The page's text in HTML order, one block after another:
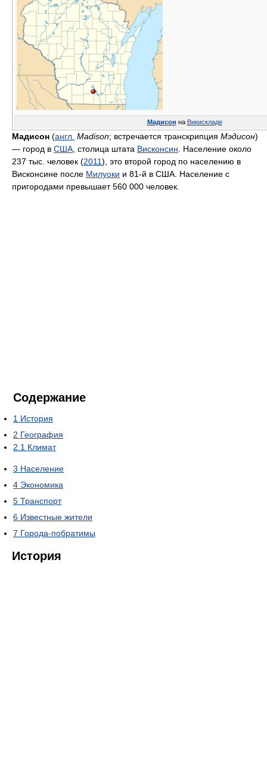
Мадисон на Викискладе
Мадисон (англ. Madison; встречается транскрипция Мэдисон)
— город в США , столица штата Висконсин . Население около
237 тыс. человек (2011), это второй город по населению в
Висконсине после Милуоки и 81-й в США. Население с
пригородами превышает 560 000 человек.
Содержание
1 История
2 География
2.1 Климат
3 Население
4 Экономика
5 Транспорт
6 Известные жители
7 Города-побратимы
История